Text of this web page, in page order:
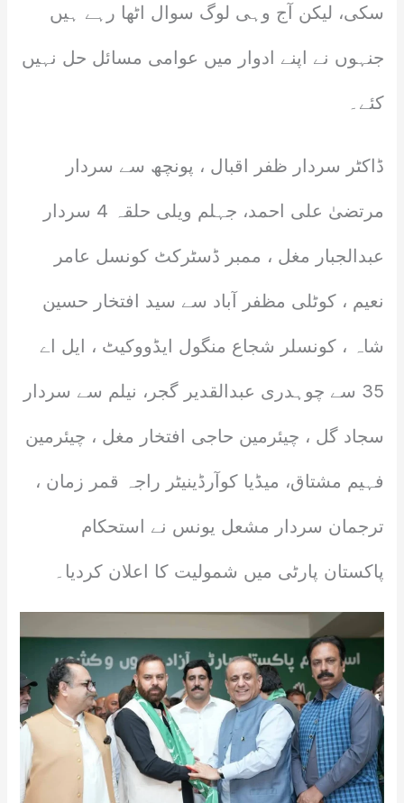
سکی، لیکن آج وہی لوگ سوال اٹھا رہے ہیں
جنہوں نے اپنے ادوار میں عوامی مسائل حل نہیں
کئے۔
ڈاکٹر سردار ظفر اقبال ، پونچھ سے سردار
مرتضیٰ علی احمد، جہلم ویلی حلقہ 4 سردار
عبدالجبار مغل ، ممبر ڈسٹرکٹ کونسل عامر
نعیم ، کوٹلی مظفر آباد سے سید افتخار حسین
شاہ ، کونسلر شجاع منگول ایڈووکیٹ ، ایل اے
35 سے چوہدری عبدالقدیر گجر، نیلم سے سردار
سجاد گل ، چیئرمین حاجی افتخار مغل ، چیئرمین
فہیم مشتاق، میڈیا کوآرڈینیٹر راجہ قمر زمان ،
ترجمان سردار مشعل یونس نے استحکام
پاکستان پارٹی میں شمولیت کا اعلان کردیا۔